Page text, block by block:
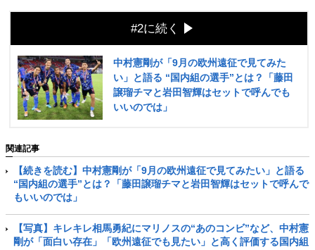
#2に続く
中村憲剛が「9月の欧州遠征で見てみた
い」と語る “国内組の選手”とは？「藤田
譲瑠チマと岩田智輝はセットで呼んでも
いいのでは」
関連記事
【続きを読む】中村憲剛が「9月の欧州遠征で見てみたい」と語る
“国内組の選手”とは？「藤田譲瑠チマと岩田智輝はセットで呼んで
もいいのでは」
【写真】キレキレ相馬勇紀にマリノスの“あのコンビ”など、中村憲
剛が「面白い存在」「欧州遠征でも見たい」と高く評価する国内組